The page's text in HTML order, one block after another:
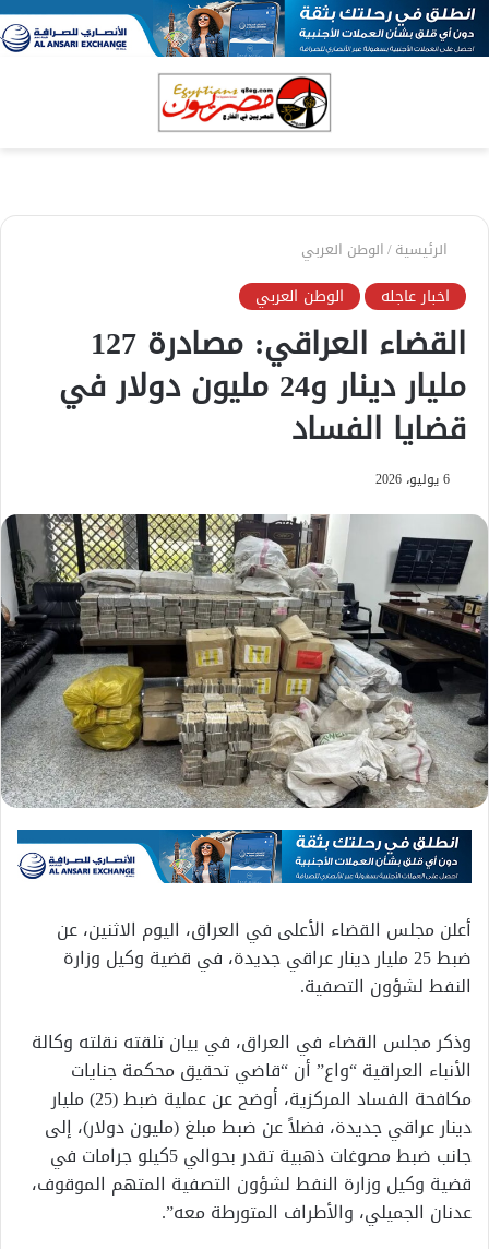
الرئيسية/الوطن العربي
اخبار عاجله الوطن العربي
القضاء العراقي: مصادرة 127
مليار دينار و24 مليون دولار في
قضايا الفساد
6 يوليو، 2026
أعلن مجلس القضاء الأعلى في العراق، اليوم الاثنين، عن
ضبط 25 مليار دينار عراقي جديدة، في قضية وكيل وزارة
النفط لشؤون التصفية.
وذكر مجلس القضاء في العراق، في بيان تلقته نقلته وكالة
الأنباء العراقية “واع” أن “قاضي تحقيق محكمة جنايات
مكافحة الفساد المركزية، أوضح عن عملية ضبط (25) مليار
دينار عراقي جديدة، فضلاً عن ضبط مبلغ (مليون دولار)، إلى
جانب ضبط مصوغات ذهبية تقدر بحوالي 5كيلو جرامات في
قضية وكيل وزارة النفط لشؤون التصفية المتهم الموقوف،
عدنان الجميلي، والأطراف المتورطة معه”.